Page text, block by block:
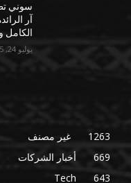
آر
الكامل
يوليو 24, 2025
غير مصنف
1263
أخبار الشركات
669
Tech
643